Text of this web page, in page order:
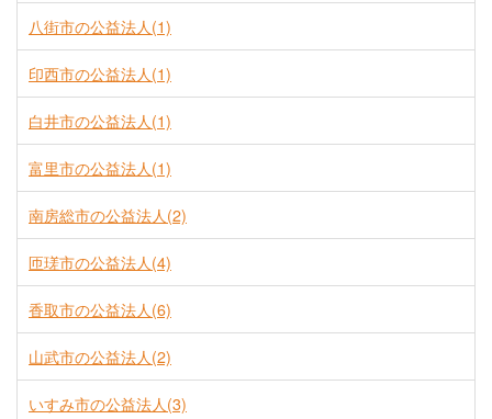
八街市の公益法人(1)
印西市の公益法人(1)
白井市の公益法人(1)
富里市の公益法人(1)
南房総市の公益法人(2)
匝瑳市の公益法人(4)
香取市の公益法人(6)
山武市の公益法人(2)
いすみ市の公益法人(3)